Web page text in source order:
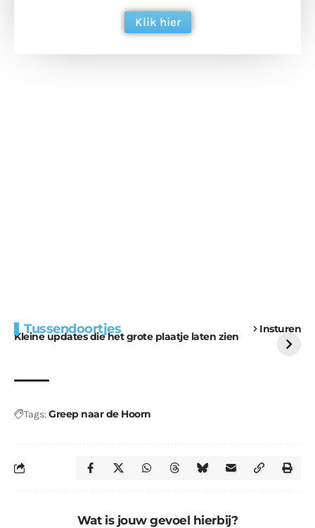
Klik hier
Tussendoortjes Insturen
Kleine updates die het grote plaatje laten zien
voor kabouters
uitdaging
Tags:Greep naar de Hoorn
Wat is jouw gevoel hierbij?